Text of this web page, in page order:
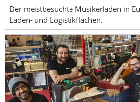
Der meistbesuchte Musikerladen in
Laden- und Logistikflächen.